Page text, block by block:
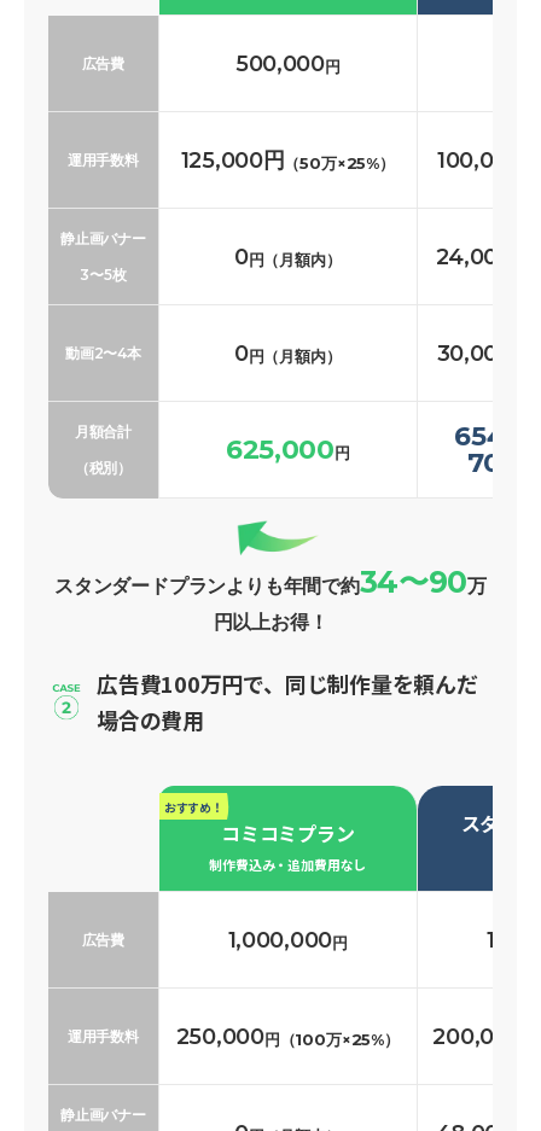
広告費 500,000円
運用手数料 125,000円 （50万×25%） 100,000
静止画バナー
3〜5枚
0円（月額内） 24,000
動画2〜4本 0円（月額内） 30,000
月額合計
（税別）
625,000円
スタンダードプランよりも年間で約34〜90万
円以上お得！
広告費100万円で、同じ制作量を頼んだ
場合の費用
おすすめ！
コミコミプラン
制作費込み・追加費用なし
スタン
広告費 1,000,000円
運用手数料 250,000円（100万×25%） 200,000
静止画バナー